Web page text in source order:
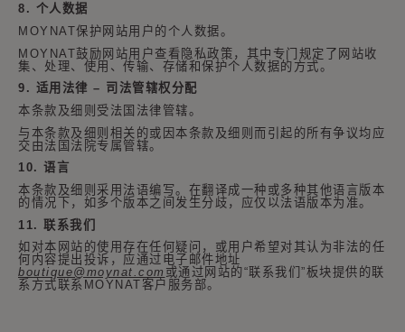
8. 个人数据
MOYNAT保护网站用户的个人数据。
MOYNAT鼓励网站用户查看隐私政策，其中专门规定了网站收
集、处理、使用、传输、存储和保护个人数据的方式。
9. 适用法律 – 司法管辖权分配
本条款及细则受法国法律管辖。
与本条款及细则相关的或因本条款及细则而引起的所有争议均应
交由法国法院专属管辖。
10. 语言
本条款及细则采用法语编写。在翻译成一种或多种其他语言版本
的情况下，如多个版本之间发生分歧，应仅以法语版本为准。
11. 联系我们
如对本网站的使用存在任何疑问 ，或用户希望对其认为非法的任
何内容提出投诉， 应通过电子邮件地址
boutique@moynat.com 或通过网站的“联系我们 ”板块提供的联
系方式联系 MOYNAT客户服务部。